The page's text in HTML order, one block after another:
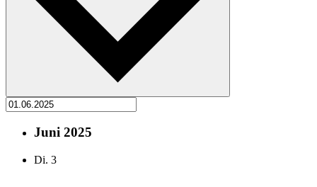
Juni 2025
Di. 3